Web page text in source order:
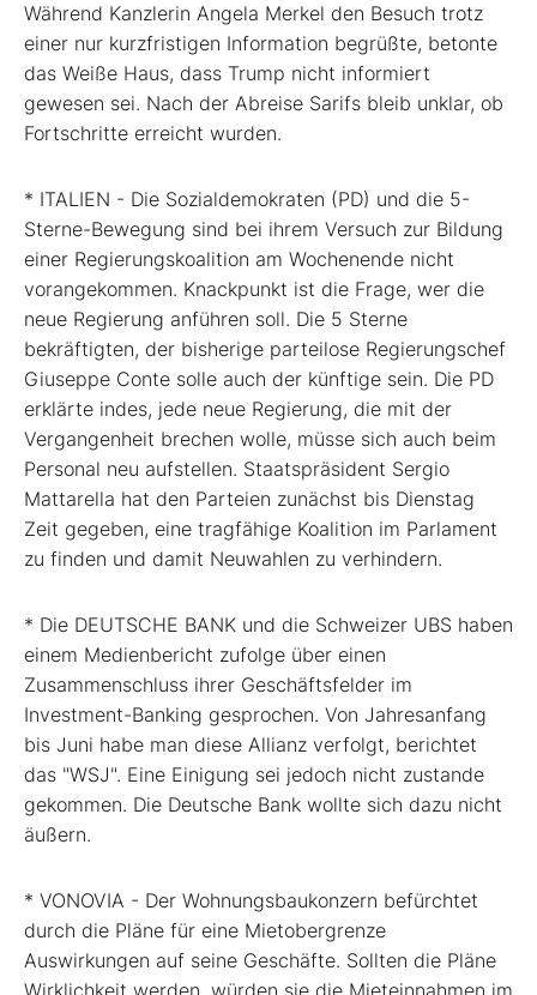
Während Kanzlerin Angela Merkel den Besuch trotz
einer nur kurzfristigen Information begrüßte, betonte
das Weiße Haus, dass Trump nicht informiert
gewesen sei. Nach der Abreise Sarifs bleib unklar, ob
Fortschritte erreicht wurden.
* ITALIEN - Die Sozialdemokraten (PD) und die 5-
Sterne-Bewegung sind bei ihrem Versuch zur Bildung
einer Regierungskoalition am Wochenende nicht
vorangekommen. Knackpunkt ist die Frage, wer die
neue Regierung anführen soll. Die 5 Sterne
bekräftigten, der bisherige parteilose Regierungschef
Giuseppe Conte solle auch der künftige sein. Die PD
erklärte indes, jede neue Regierung, die mit der
Vergangenheit brechen wolle, müsse sich auch beim
Personal neu aufstellen. Staatspräsident Sergio
Mattarella hat den Parteien zunächst bis Dienstag
Zeit gegeben, eine tragfähige Koalition im Parlament
zu finden und damit Neuwahlen zu verhindern.
* Die DEUTSCHE BANK und die Schweizer UBS haben
einem Medienbericht zufolge über einen
Zusammenschluss ihrer Geschäftsfelder im
Investment-Banking gesprochen. Von Jahresanfang
bis Juni habe man diese Allianz verfolgt, berichtet
das "WSJ". Eine Einigung sei jedoch nicht zustande
gekommen. Die Deutsche Bank wollte sich dazu nicht
äußern.
* VONOVIA - Der Wohnungsbaukonzern befürchtet
durch die Pläne für eine Mietobergrenze
Auswirkungen auf seine Geschäfte. Sollten die Pläne